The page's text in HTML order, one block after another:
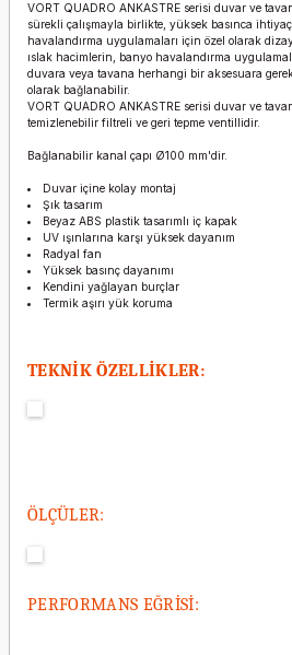
VORT QUADRO ANKASTRE serisi duvar ve
sürekli çalışmayla birlikte, yüksek basınca
havalandırma uygulamaları için özel olarak
ıslak hacimlerin, banyo havalandırma
duvara veya tavana herhangi bir aksesuara
olarak bağlanabilir.
VORT QUADRO ANKASTRE serisi duvar ve
temizlenebilir filtreli ve geri tepme ventillidir.
Bağlanabilir kanal çapı Ø100 mm'dir.
Duvar içine kolay montaj
Şık tasarım
Beyaz ABS plastik tasarımlı iç kapak
UV ışınlarına karşı yüksek dayanım
Radyal fan
Yüksek basınç dayanımı
Kendini yağlayan burçlar
Termik aşırı yük koruma
TEKNİK ÖZELLİKLER:
ÖLÇÜLER:
PERFORMANS EĞRİSİ: